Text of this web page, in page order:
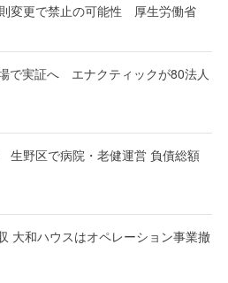
変更で禁止の可能性 厚生労働省
で実証へ エナクティックが80法人
野区で病院・老健運営 負債総額
大和ハウスはオペレーション事業撤